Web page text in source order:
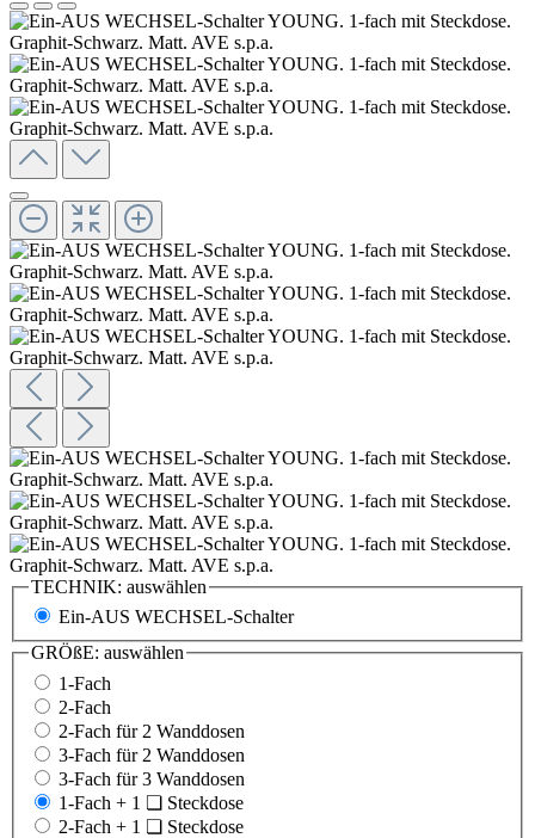
TECHNIK: auswählen
Ein-AUS WECHSEL-Schalter
GRÖßE: auswählen
1-Fach
2-Fach
2-Fach für 2 Wanddosen
3-Fach für 2 Wanddosen
3-Fach für 3 Wanddosen
1-Fach + 1 ❏ Steckdose
2-Fach + 1 ❏ Steckdose